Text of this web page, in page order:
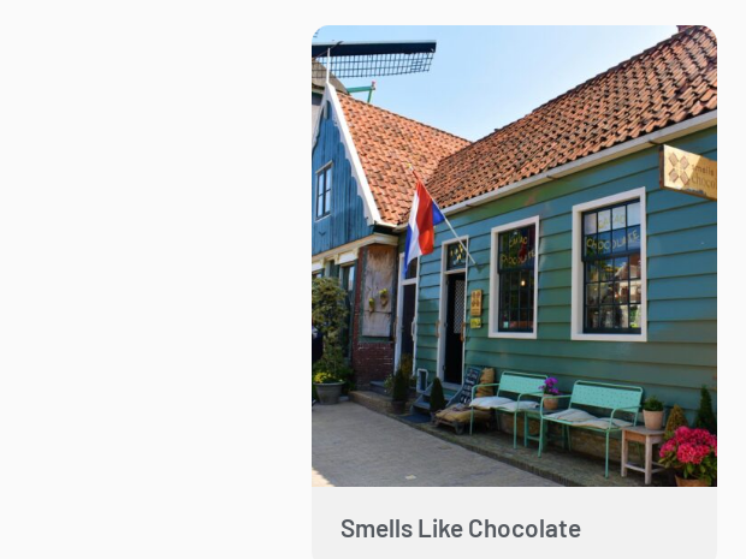
Smells Like Chocolate